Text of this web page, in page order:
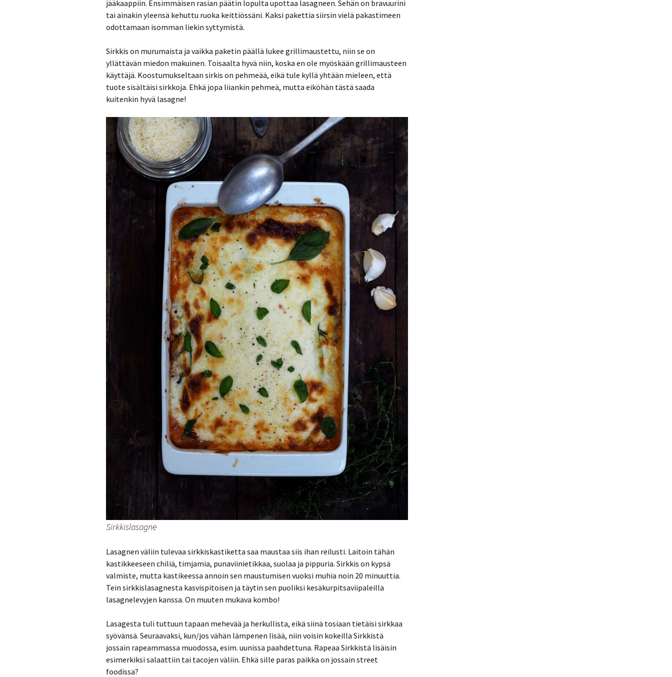
jääkaappiin. Ensimmäisen rasian päätin lopulta upottaa lasagneen. Sehän on bravuurini
tai ainakin yleensä kehuttu ruoka keittiössäni. Kaksi pakettia siirsin vielä pakastimeen
odottamaan isomman liekin syttymistä.
Sirkkis on murumaista ja vaikka paketin päällä lukee grillimaustettu, niin se on
yllättävän miedon makuinen. Toisaalta hyvä niin, koska en ole myöskään grillimausteen
käyttäjä. Koostumukseltaan sirkis on pehmeää, eikä tule kyllä yhtään mieleen, että
tuote sisältäisi sirkkoja. Ehkä jopa liiankin pehmeä, mutta eiköhän tästä saada
kuitenkin hyvä lasagne!
Sirkkislasagne
Lasagnen väliin tulevaa sirkkiskastiketta saa maustaa siis ihan reilusti. Laitoin tähän
kastikkeeseen chiliä, timjamia, punaviinietikkaa, suolaa ja pippuria. Sirkkis on kypsä
valmiste, mutta kastikeessa annoin sen maustumisen vuoksi muhia noin 20 minuuttia.
Tein sirkkislasagnesta kasvispitoisen ja täytin sen puoliksi kesäkurpitsaviipaleilla
lasagnelevyjen kanssa. On muuten mukava kombo!
Lasagesta tuli tuttuun tapaan mehevää ja herkullista, eikä siinä tosiaan tietäisi sirkkaa
syövänsä. Seuraavaksi, kun/jos vähän lämpenen lisää, niin voisin kokeilla Sirkkistä
jossain rapeammassa muodossa, esim. uunissa paahdettuna. Rapeaa Sirkkistä lisäisin
esimerkiksi salaattiin tai tacojen väliin. Ehkä sille paras paikka on jossain street
foodissa?